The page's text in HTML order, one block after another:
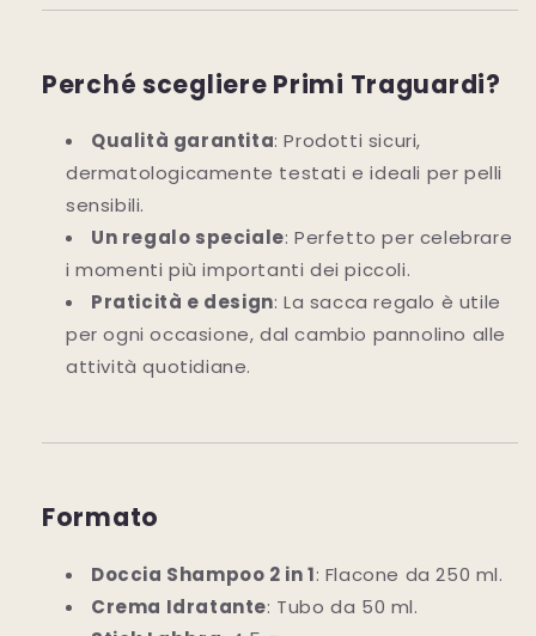
Perché scegliere Primi Traguardi?
Qualità garantita: Prodotti sicuri,
dermatologicamente testati e ideali per pelli
sensibili.
Un regalo speciale: Perfetto per celebrare
i momenti più importanti dei piccoli.
Praticità e design: La sacca regalo è utile
per ogni occasione, dal cambio pannolino alle
attività quotidiane.
Formato
Doccia Shampoo 2 in 1: Flacone da 250 ml.
Crema Idratante: Tubo da 50 ml.